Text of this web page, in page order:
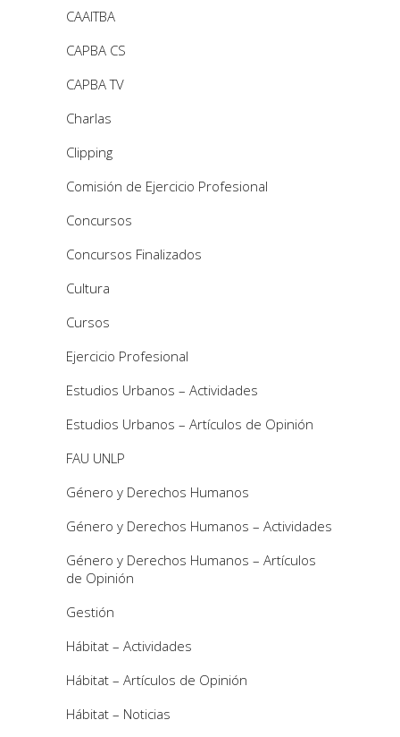
CAAITBA
CAPBA CS
CAPBA TV
Charlas
Clipping
Comisión de Ejercicio Profesional
Concursos
Concursos Finalizados
Cultura
Cursos
Ejercicio Profesional
Estudios Urbanos – Actividades
Estudios Urbanos – Artículos de Opinión
FAU UNLP
Género y Derechos Humanos
Género y Derechos Humanos – Actividades
Género y Derechos Humanos – Artículos
de Opinión
Gestión
Hábitat – Actividades
Hábitat – Artículos de Opinión
Hábitat – Noticias